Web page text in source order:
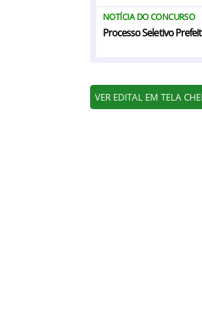
NOTÍCIA DO CONCURSO
Processo Seletivo
VER EDITAL EM TELA